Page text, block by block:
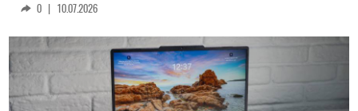
0 | 10.07.2026